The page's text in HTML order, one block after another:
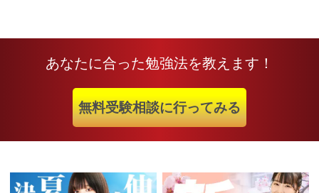
あなたに合った勉強法を教えます！
無料受験相談に行ってみる